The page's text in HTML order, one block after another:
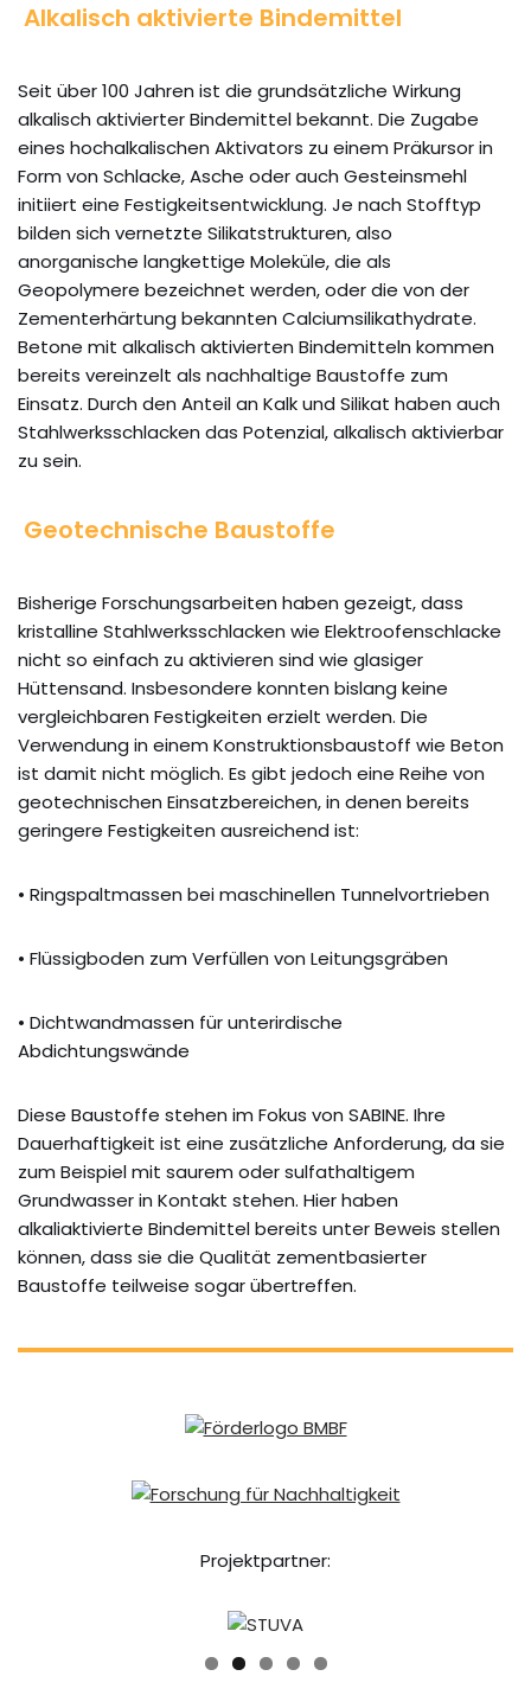
Alkalisch aktivierte Bindemittel
Seit über 100 Jahren ist die grundsätzliche Wirkung
alkalisch aktivierter Bindemittel bekannt. Die Zugabe
eines hochalkalischen Aktivators zu einem Präkursor in
Form von Schlacke, Asche oder auch Gesteinsmehl
initiiert eine Festigkeitsentwicklung. Je nach Stofftyp
bilden sich vernetzte Silikatstrukturen, also
anorganische langkettige Moleküle, die als
Geopolymere bezeichnet werden, oder die von der
Zementerhärtung bekannten Calciumsilikathydrate.
Betone mit alkalisch aktivierten Bindemitteln kommen
bereits vereinzelt als nachhaltige Baustoffe zum
Einsatz. Durch den Anteil an Kalk und Silikat haben auch
Stahlwerksschlacken das Potenzial, alkalisch aktivierbar
zu sein.
Geotechnische Baustoffe
Bisherige Forschungsarbeiten haben gezeigt, dass
kristalline Stahlwerksschlacken wie Elektroofenschlacke
nicht so einfach zu aktivieren sind wie glasiger
Hüttensand. Insbesondere konnten bislang keine
vergleichbaren Festigkeiten erzielt werden. Die
Verwendung in einem Konstruktionsbaustoff wie Beton
ist damit nicht möglich. Es gibt jedoch eine Reihe von
geotechnischen Einsatzbereichen, in denen bereits
geringere Festigkeiten ausreichend ist:
• Ringspaltmassen bei maschinellen Tunnelvortrieben
• Flüssigboden zum Verfüllen von Leitungsgräben
• Dichtwandmassen für unterirdische
Abdichtungswände
Diese Baustoffe stehen im Fokus von SABINE. Ihre
Dauerhaftigkeit ist eine zusätzliche Anforderung, da sie
zum Beispiel mit saurem oder sulfathaltigem
Grundwasser in Kontakt stehen. Hier haben
alkaliaktivierte Bindemittel bereits unter Beweis stellen
können, dass sie die Qualität zementbasierter
Baustoffe teilweise sogar übertreffen.
Projektpartner: